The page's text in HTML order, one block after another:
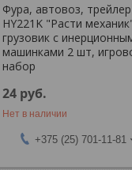
Фура, автовоз, трейлер
HY221K "Расти
грузовик с
машинками 2 шт,
набор
24 руб.
Нет в наличии
+375 (25) 701-11-81